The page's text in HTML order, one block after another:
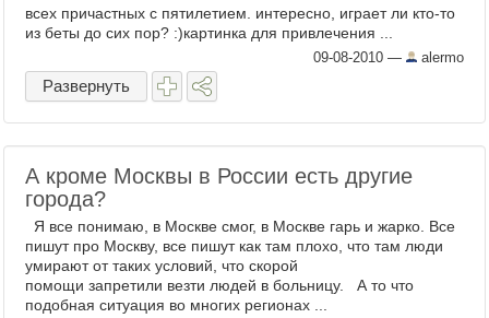
всех причастных с пятилетием. интересно, играет ли кто-то
из беты до сих пор? :)картинка для привлечения ...
09-08-2010 — alermo
Развернуть
А кроме Москвы в России есть другие
города?
Я все понимаю, в Москве смог, в Москве гарь и жарко. Все
пишут про Москву, все пишут как там плохо, что там люди
умирают от таких условий, что скорой
помощи запретили везти людей в больницу. А то что
подобная ситуация во многих регионах ...